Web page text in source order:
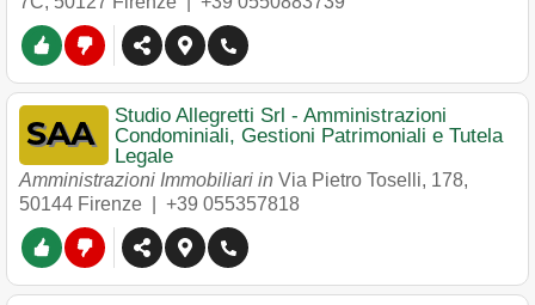
Studio Allegretti Srl - Amministrazioni
Condominiali, Gestioni Patrimoniali e Tutela
Legale
Amministrazioni Immobiliari in Via Pietro Toselli, 178,
50144 Firenze +39 055357818